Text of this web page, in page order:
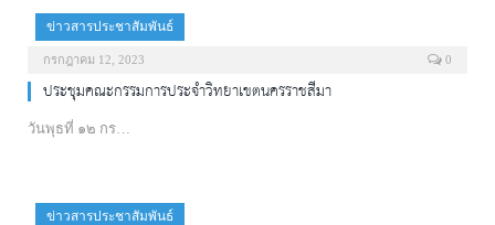
ข่าวสารประชาสัมพันธ์
กรกฎาคม 12, 2023 0
ประชุมคณะกรรมการประจำวิทยาเขตนครราชสีมา
วันพุธที่ ๑๒ กร…
ข่าวสารประชาสัมพันธ์